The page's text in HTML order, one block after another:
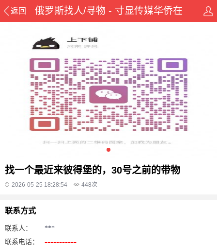
返回 俄罗斯找人/寻物 - 寸显传媒华侨在
找一个最近来彼得堡的，30号之前的带物
2026-05-25 18:28:54 448次
联系方式
联系人：
***
联系电话：